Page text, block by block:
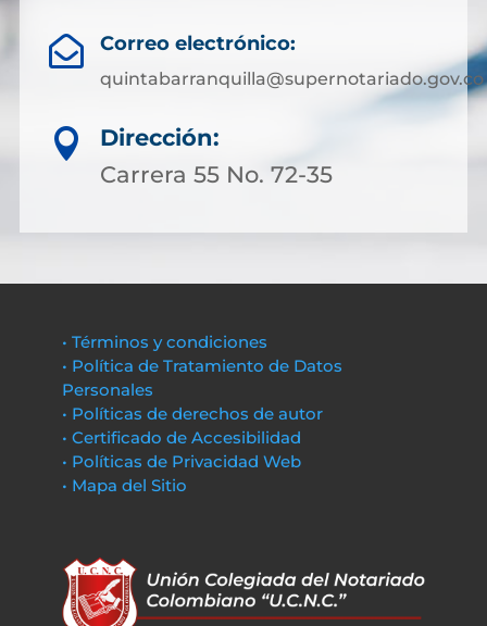
 Correo electrónico:
quintabarranquilla@supernotariado.gov.co

Dirección:
Carrera 55 No. 72-35
• Términos y condiciones
• Política de Tratamiento de Datos
Personales
• Políticas de derechos de autor
• Certificado de Accesibilidad
• Políticas de Privacidad Web
• Mapa del Sitio